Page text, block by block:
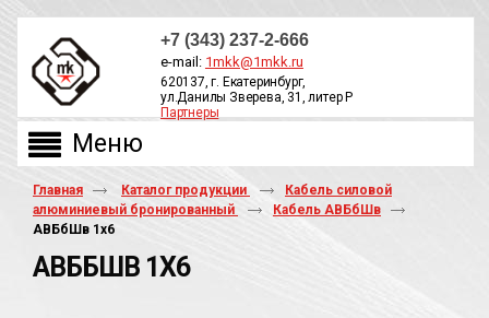
+7 (343) 237-2-666
e-mail: 1mkk@1mkk.ru
620137, г. Екатеринбург,
ул.Данилы Зверева, 31, литер Р
Партнеры
Главная Каталог продукции
Кабель силовой
алюминиевый бронированный
Кабель АВБбШв
АВБбШв 1х6
АВББШВ 1Х6